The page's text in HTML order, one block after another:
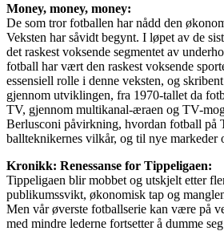
Money, money, money:
De som tror fotballen har nådd den
Veksten har såvidt begynt. I løpet av de
det raskest voksende segmentet av
fotball har vært den raskest voksende
essensiell rolle i denne veksten, og
gjennom utviklingen, fra 1970-tallet da
TV, gjennom multikanal-æraen og TV-
Berlusconi påvirkning, hvordan fotball på
ballteknikernes vilkår, og til nye markeder
Kronikk: Renessanse for Tippeligaen:
Tippeligaen blir mobbet og utskjelt etter
publikumssvikt, økonomisk tap og
Men vår øverste fotballserie kan være på
med mindre lederne fortsetter å dumme